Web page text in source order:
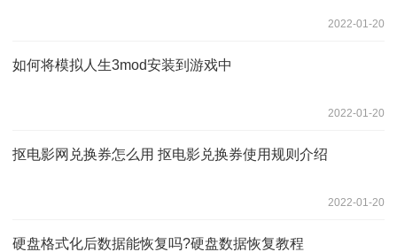
2022-01-20
如何将模拟人生3mod安装到游戏中
2022-01-20
抠电影网兑换券怎么用 抠电影兑换券使用规则介绍
2022-01-20
硬盘格式化后数据能恢复吗?硬盘数据恢复教程